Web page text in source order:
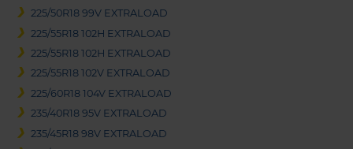
225/50R18 99V EXTRALOAD
225/55R18 102H EXTRALOAD
225/55R18 102H EXTRALOAD
225/55R18 102V EXTRALOAD
225/60R18 104V EXTRALOAD
235/40R18 95V EXTRALOAD
235/45R18 98V EXTRALOAD